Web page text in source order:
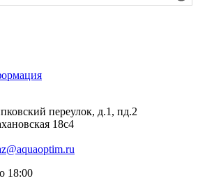
переулок, д.1, пд.2
18с4
18:00